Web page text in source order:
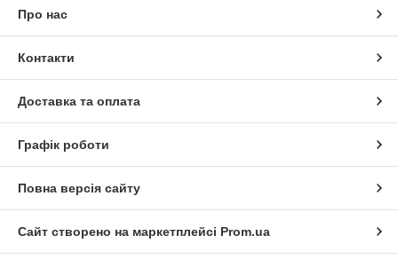
Про нас
Контакти
Доставка та оплата
Графік роботи
Повна версія сайту
Сайт створено на маркетплейсі Prom.ua